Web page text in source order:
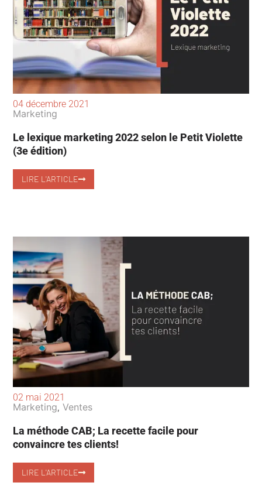
04 décembre 2021
Marketing
Le lexique marketing 2022 selon le Petit Violette
(3e édition)
LIRE L'ARTICLE
02 mai 2021
Marketing, Ventes
La méthode CAB; La recette facile pour
convaincre tes clients!
LIRE L'ARTICLE